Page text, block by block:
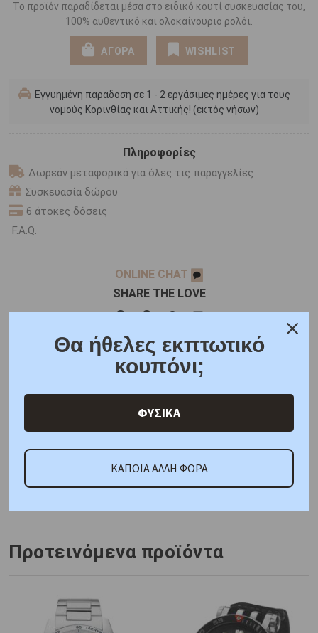
Το προϊόν παραδίδεται μέσα στο ειδικό κουτί συσκευασίας του,
100% αυθεντικό και ολοκαίνουριο ρολόι.
ΑΓΟΡΑ WISHLIST
Εγγυημένη παράδοση σε 1 - 2 εργάσιμες ημέρες για τους
νομούς Κορινθίας και Αττικής! (εκτός νήσων)
Πληροφορίες
Δωρεάν μεταφορικά για όλες τις παραγγελίες
Συσκευασία δώρου
6 άτοκες δόσεις
F.A.Q.
ONLINE CHAT
SHARE THE LOVE
Χαρακτηριστικά Χαρακτηριστικά Ρολογιών
ΚΑΤΟΠΙΝ ΠΑΡΑΓΓΕΛΙΑΣ
Κωδικός Προμηθευτή:
Προτεινόμενα προϊόντα
Θα ήθελες εκπτωτικό
κουπόνι;
ΦΥΣΙΚΑ
ΚΑΠΟΙΑ ΑΛΛΗ ΦΟΡΑ